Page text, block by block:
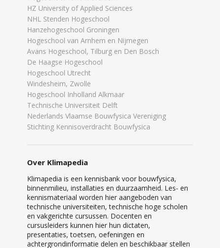
HZ University of Applied Sciences
NHL Stenden Hogeschool
Hanzehogeschool Groningen
Hogeschool van Arnhem en Nijmegen
Avans Hogeschool, Tilburg en Den Bosch
De Haagse Hogeschool
Hogeschool Utrecht
Windesheim, Zwolle
Hogeschool Inholland Alkmaar
Technische Universiteit Delft
Nederlands Vlaamse Bouwfysica Vereniging
Stichting Kennisoverdracht Bouwfysica
Over Klimapedia
Klimapedia is een kennisbank voor bouwfysica,
binnenmilieu, installaties en duurzaamheid. Les- en
kennismateriaal worden hier aangeboden van
technische universiteiten, technische hoge scholen
en vakgerichte cursussen. Docenten en
cursusleiders kunnen hier hun dictaten,
presentaties, toetsen, oefeningen en
achtergrondinformatie delen en beschikbaar stellen